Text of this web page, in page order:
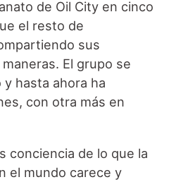
de Oil City en cinco
el resto de
sus
El grupo se
hasta ahora ha
con otra más en
conciencia de lo que la
el mundo carece y